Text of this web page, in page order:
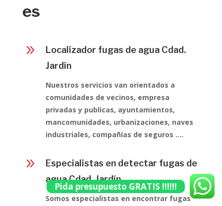
es
9
Localizador fugas de agua Cdad.
Jardín
Nuestros servicios van orientados a
comunidades de vecinos, empresa
privadas y publicas, ayuntamientos,
mancomunidades, urbanizaciones, naves
industriales, compañías de seguros ….
9
Especialistas en detectar fugas de
agua Cdad. Jardín
Somos especialistas en encontrar fugas
Pida presupuesto GRATIS !!!!!!